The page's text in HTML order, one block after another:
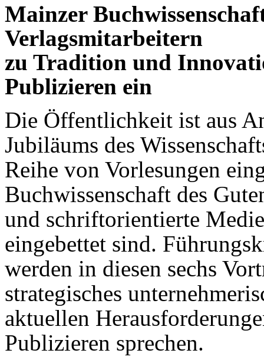
Mainzer
Verlagsmitarbeitern
zu Tradition und
Publizieren ein
Die Öffentlichkeit ist aus
Jubiläums des
Reihe von Vorlesungen
Buchwissenschaft des
und schriftorientierte
eingebettet sind.
werden in diesen sechs
strategisches
aktuellen
Publizieren sprechen.